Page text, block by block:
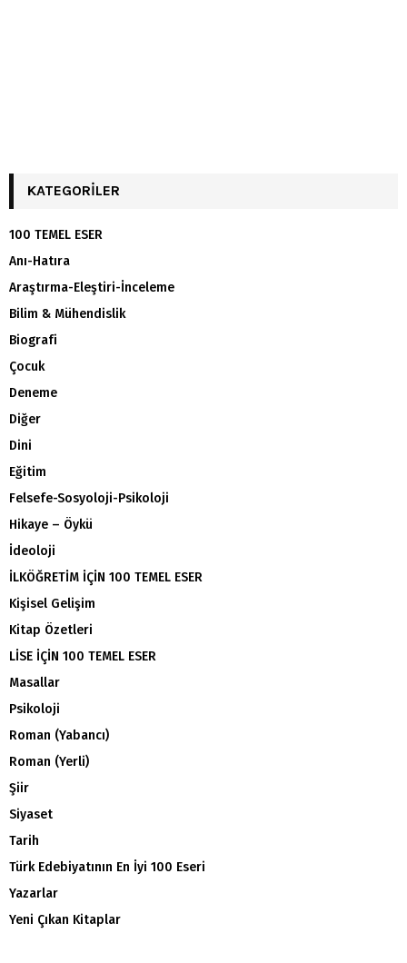
KATEGORILER
100 TEMEL ESER
Anı-Hatıra
Araştırma-Eleştiri-İnceleme
Bilim & Mühendislik
Biografi
Çocuk
Deneme
Diğer
Dini
Eğitim
Felsefe-Sosyoloji-Psikoloji
Hikaye – Öykü
İdeoloji
İLKÖĞRETİM İÇİN 100 TEMEL ESER
Kişisel Gelişim
Kitap Özetleri
LİSE İÇİN 100 TEMEL ESER
Masallar
Psikoloji
Roman (Yabancı)
Roman (Yerli)
Şiir
Siyaset
Tarih
Türk Edebiyatının En İyi 100 Eseri
Yazarlar
Yeni Çıkan Kitaplar